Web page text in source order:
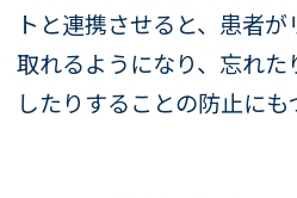
トと連携させると、患者
取れるようになり、忘れ
したりすることの防止にも